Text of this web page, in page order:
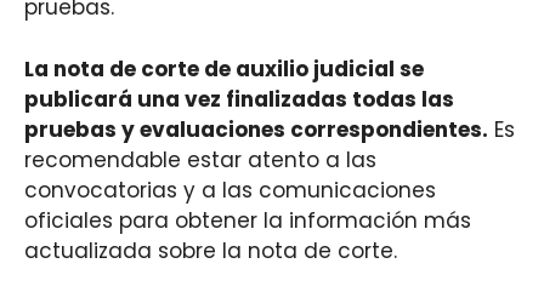
pruebas.
La nota de corte de auxilio judicial se
publicará una vez finalizadas todas las
pruebas y evaluaciones correspondientes. Es
recomendable estar atento a las
convocatorias y a las comunicaciones
oficiales para obtener la información más
actualizada sobre la nota de corte.